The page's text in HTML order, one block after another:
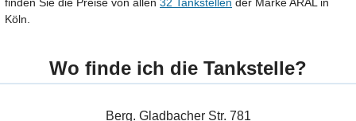
Köln.
Wo finde ich die Tankstelle?
Berg. Gladbacher Str. 781